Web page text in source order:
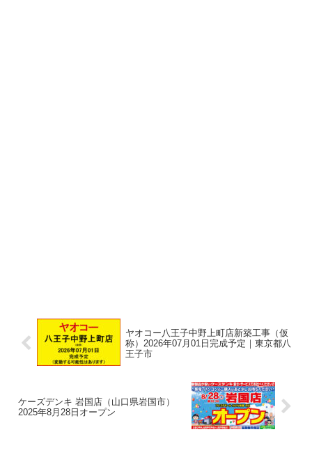
ヤオコー八王子中野上町店新築工事（仮
称）2026年07月01日完成予定｜東京都八
王子市
ケーズデンキ 岩国店（山口県岩国市）
2025年8月28日オープン